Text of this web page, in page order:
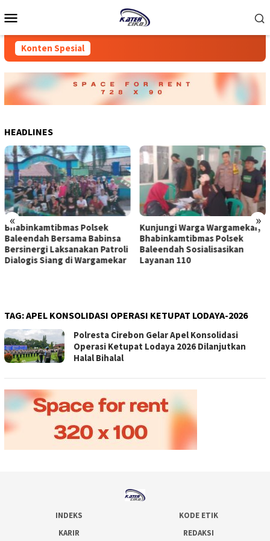
ke
Mobile
Konten Spesial
HEADLINES
« »
Bhabinkamtibmas Polsek
Baleendah Bersama Babinsa
Bersinergi Laksanakan Patroli
Dialogis Siang di Wargamekar
Kunjungi Warga Wargamekar,
Bhabinkamtibmas Polsek
Baleendah Sosialisasikan
Layanan 110
TAG:APEL KONSOLIDASI OPERASI KETUPAT LODAYA-2026
Polresta Cirebon Gelar Apel Konsolidasi
Operasi Ketupat Lodaya 2026 Dilanjutkan
Halal Bihalal
INDEKS
KODE ETIK
KARIR
REDAKSI